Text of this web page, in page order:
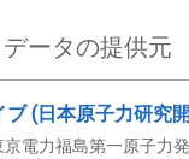
データの提供元
(日本原子力研究
電力福島第一原子力